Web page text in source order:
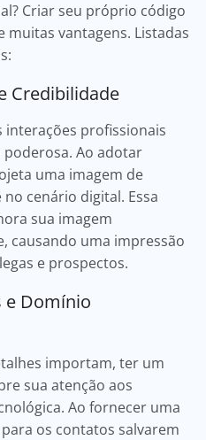
Criar seu próprio código
muitas vantagens. Listadas
Credibilidade
interações profissionais
Ao adotar
uma imagem de
cenário digital. Essa
sua imagem
causando uma impressão
e prospectos.
e Domínio
importam, ter um
sua atenção aos
Ao fornecer uma
os contatos salvarem